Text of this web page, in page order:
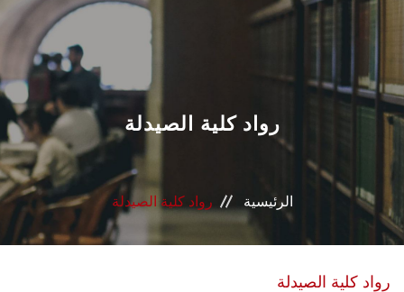
الرئيسيـة
عن الجامعة
القطاعـات
الشئون الأكاديمية
البحث العلمي
رواد كلية الصيدلة
الرئيسية رواد كلية الصيدلة
رواد كلية الصيدلة